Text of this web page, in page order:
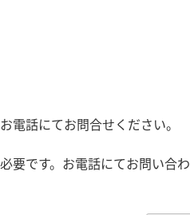
電話にてお問合せください。
要です。お電話にてお問い合わ